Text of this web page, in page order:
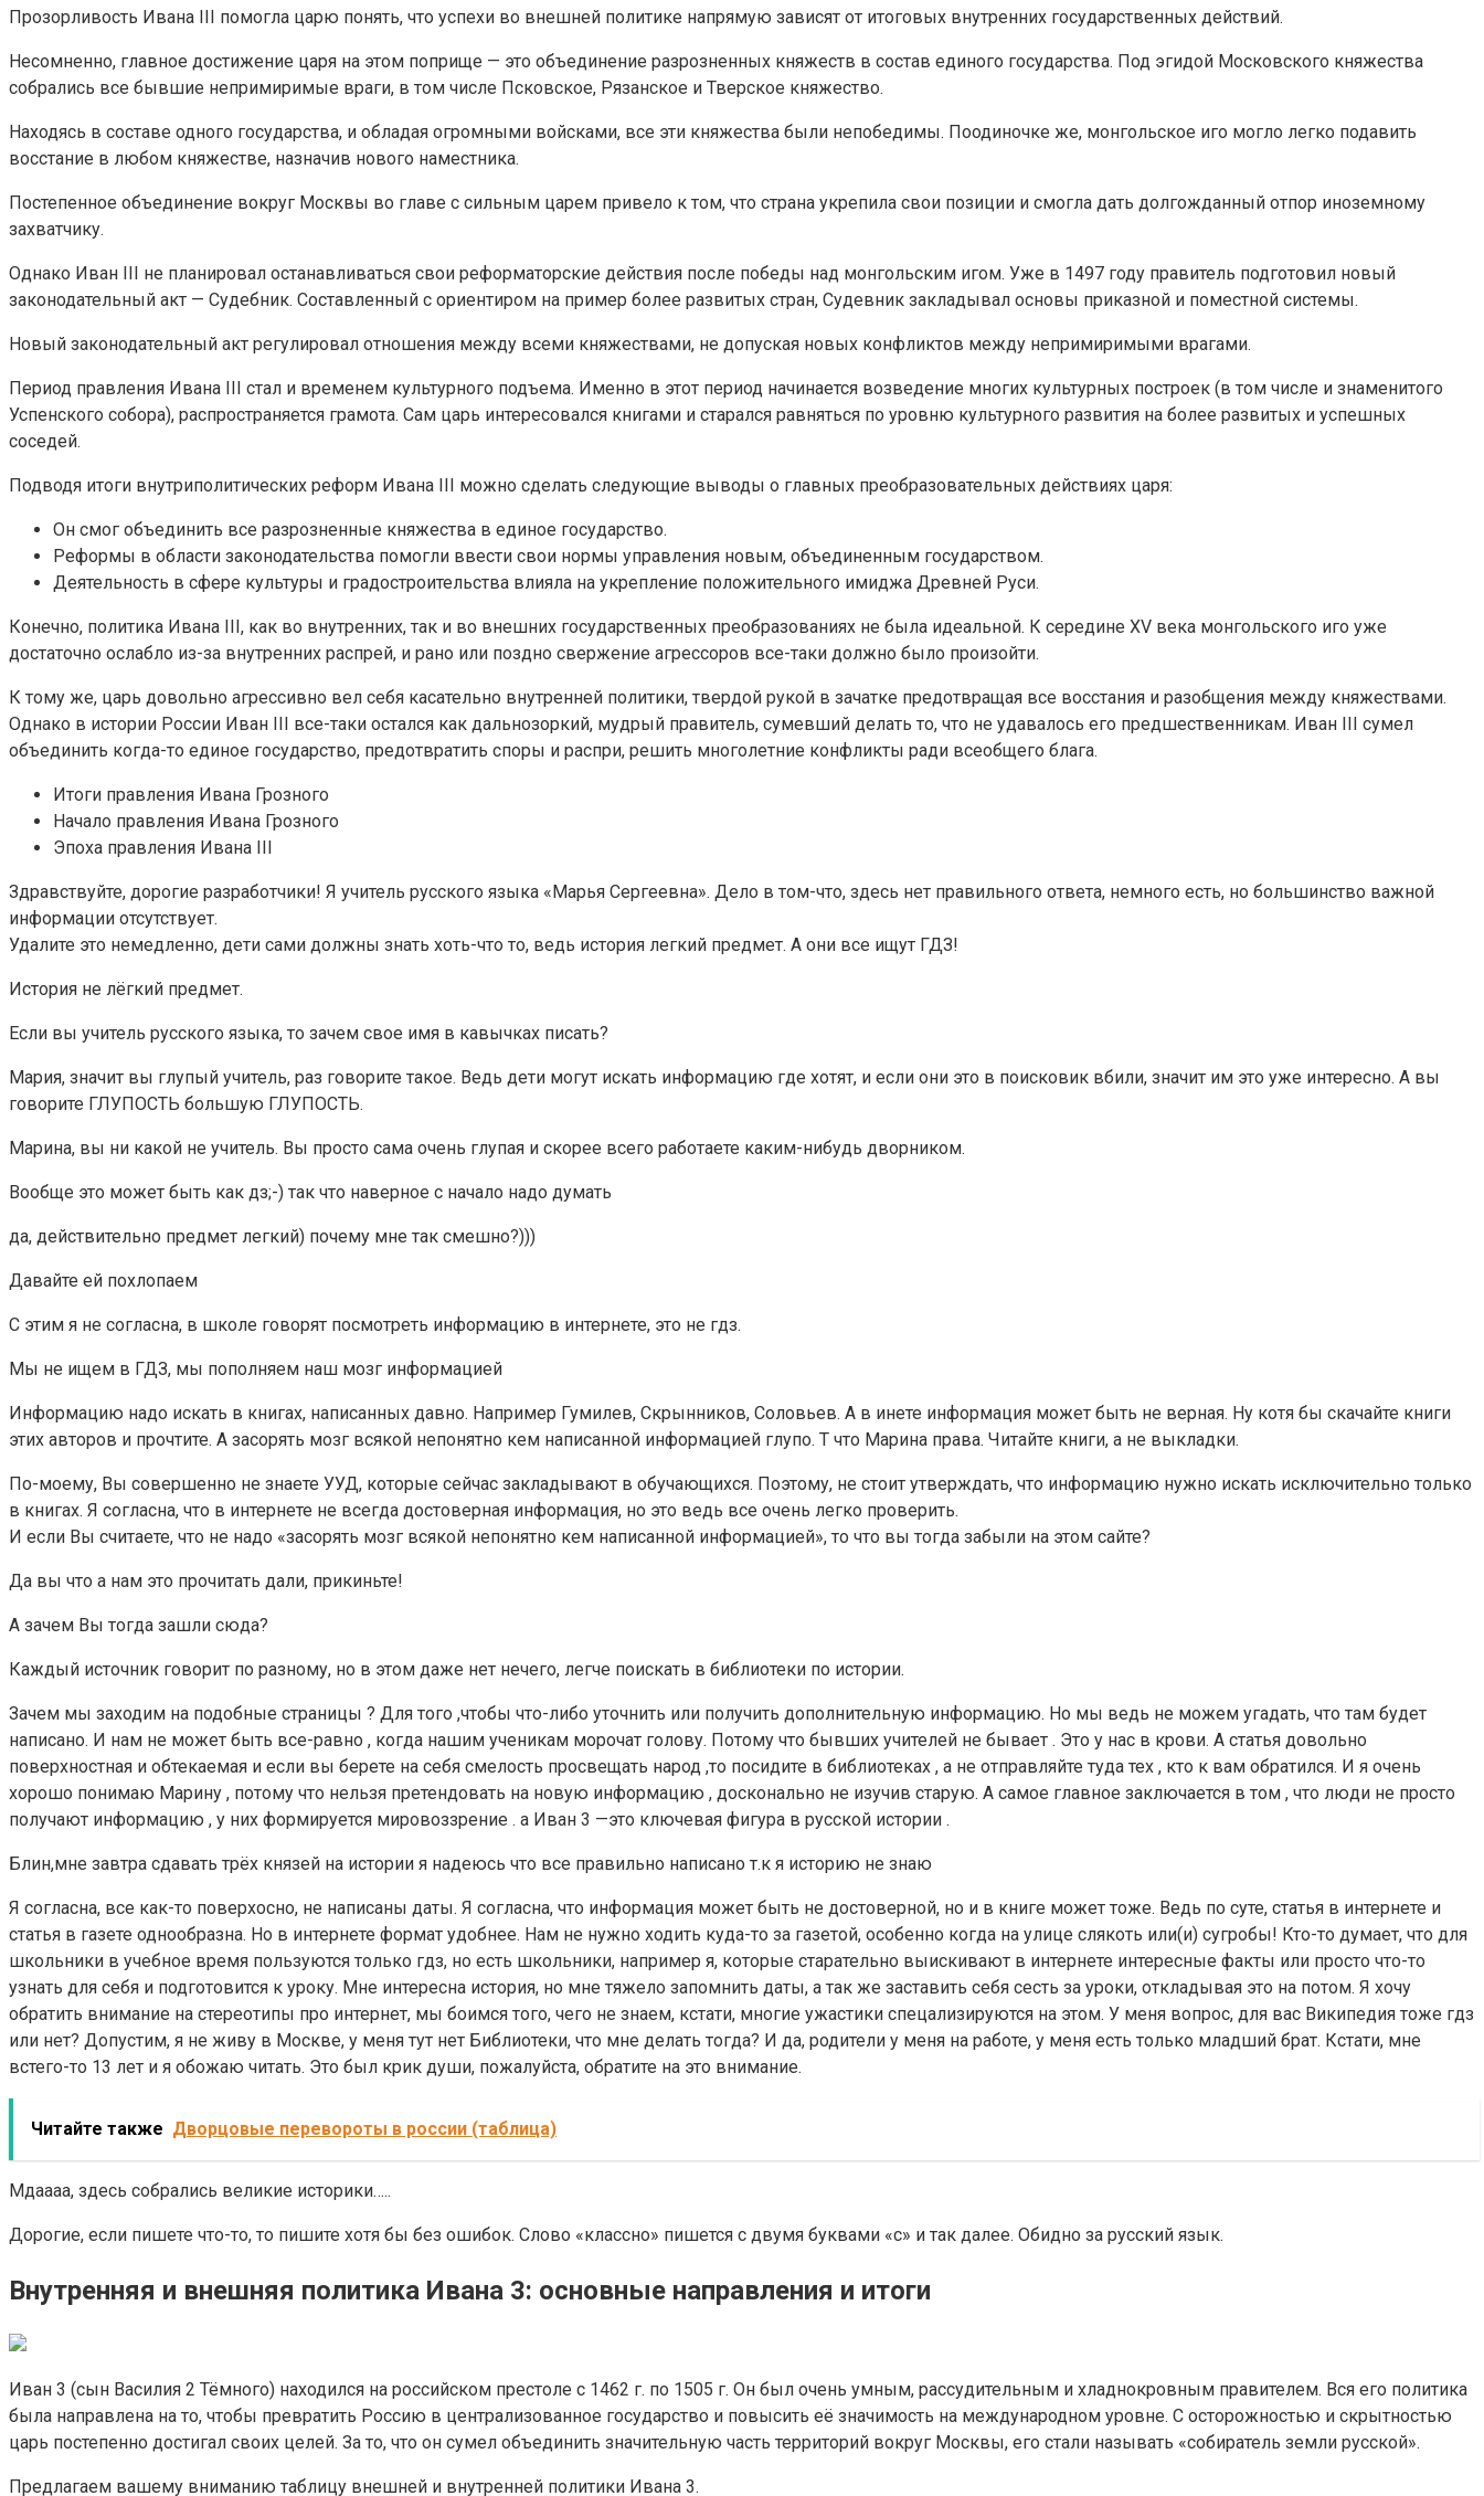
Прозорливость Ивана III помогла царю понять, что успехи во внешней политике напрямую зависят от итоговых внутренних государственных действий.
Несомненно, главное достижение царя на этом поприще — это объединение разрозненных княжеств в состав единого государства. Под эгидой Московского княжества
собрались все бывшие непримиримые враги, в том числе Псковское, Рязанское и Тверское княжество.
Находясь в составе одного государства, и обладая огромными войсками, все эти княжества были непобедимы. Поодиночке же, монгольское иго могло легко подавить
восстание в любом княжестве, назначив нового наместника.
Постепенное объединение вокруг Москвы во главе с сильным царем привело к том, что страна укрепила свои позиции и смогла дать долгожданный отпор иноземному
захватчику.
Однако Иван III не планировал останавливаться свои реформаторские действия после победы над монгольским игом. Уже в 1497 году правитель подготовил новый
законодательный акт — Судебник. Составленный с ориентиром на пример более развитых стран, Судевник закладывал основы приказной и поместной системы.
Новый законодательный акт регулировал отношения между всеми княжествами, не допуская новых конфликтов между непримиримыми врагами.
Период правления Ивана III стал и временем культурного подъема. Именно в этот период начинается возведение многих культурных построек (в том числе и знаменитого
Успенского собора), распространяется грамота. Сам царь интересовался книгами и старался равняться по уровню культурного развития на более развитых и успешных
соседей.
Подводя итоги внутриполитических реформ Ивана III можно сделать следующие выводы о главных преобразовательных действиях царя:
Он смог объединить все разрозненные княжества в единое государство.
Реформы в области законодательства помогли ввести свои нормы управления новым, объединенным государством.
Деятельность в сфере культуры и градостроительства влияла на укрепление положительного имиджа Древней Руси.
Конечно, политика Ивана III, как во внутренних, так и во внешних государственных преобразованиях не была идеальной. К середине XV века монгольского иго уже
достаточно ослабло из-за внутренних распрей, и рано или поздно свержение агрессоров все-таки должно было произойти.
К тому же, царь довольно агрессивно вел себя касательно внутренней политики, твердой рукой в зачатке предотвращая все восстания и разобщения между княжествами.
Однако в истории России Иван III все-таки остался как дальнозоркий, мудрый правитель, сумевший делать то, что не удавалось его предшественникам. Иван III сумел
объединить когда-то единое государство, предотвратить споры и распри, решить многолетние конфликты ради всеобщего блага.
Итоги правления Ивана Грозного
Начало правления Ивана Грозного
Эпоха правления Ивана III
Здравствуйте, дорогие разработчики! Я учитель русского языка «Марья Сергеевна». Дело в том-что, здесь нет правильного ответа, немного есть, но большинство важной
информации отсутствует.
Удалите это немедленно, дети сами должны знать хоть-что то, ведь история легкий предмет. А они все ищут ГДЗ!
История не лёгкий предмет.
Если вы учитель русского языка, то зачем свое имя в кавычках писать?
Мария, значит вы глупый учитель, раз говорите такое. Ведь дети могут искать информацию где хотят, и если они это в поисковик вбили, значит им это уже интересно. А вы
говорите ГЛУПОСТЬ большую ГЛУПОСТЬ.
Марина, вы ни какой не учитель. Вы просто сама очень глупая и скорее всего работаете каким-нибудь дворником.
Вообще это может быть как дз;-) так что наверное с начало надо думать
да, действительно предмет легкий) почему мне так смешно?)))
Давайте ей похлопаем
С этим я не согласна, в школе говорят посмотреть информацию в интернете, это не гдз.
Мы не ищем в ГДЗ, мы пополняем наш мозг информацией
Информацию надо искать в книгах, написанных давно. Например Гумилев, Скрынников, Соловьев. А в инете информация может быть не верная. Ну котя бы скачайте книги
этих авторов и прочтите. А засорять мозг всякой непонятно кем написанной информацией глупо. Т что Марина права. Читайте книги, а не выкладки.
По-моему, Вы совершенно не знаете УУД, которые сейчас закладывают в обучающихся. Поэтому, не стоит утверждать, что информацию нужно искать исключительно только
в книгах. Я согласна, что в интернете не всегда достоверная информация, но это ведь все очень легко проверить.
И если Вы считаете, что не надо «засорять мозг всякой непонятно кем написанной информацией», то что вы тогда забыли на этом сайте?
Да вы что а нам это прочитать дали, прикиньте!
А зачем Вы тогда зашли сюда?
Каждый источник говорит по разному, но в этом даже нет нечего, легче поискать в библиотеки по истории.
Зачем мы заходим на подобные страницы ? Для того ,чтобы что-либо уточнить или получить дополнительную информацию. Но мы ведь не можем угадать, что там будет
написано. И нам не может быть все-равно , когда нашим ученикам морочат голову. Потому что бывших учителей не бывает . Это у нас в крови. А статья довольно
поверхностная и обтекаемая и если вы берете на себя смелость просвещать народ ,то посидите в библиотеках , а не отправляйте туда тех , кто к вам обратился. И я очень
хорошо понимаю Марину , потому что нельзя претендовать на новую информацию , досконально не изучив старую. А самое главное заключается в том , что люди не просто
получают информацию , у них формируется мировоззрение . а Иван 3 —это ключевая фигура в русской истории .
Блин,мне завтра сдавать трёх князей на истории я надеюсь что все правильно написано т.к я историю не знаю
Я согласна, все как-то поверхосно, не написаны даты. Я согласна, что информация может быть не достоверной, но и в книге может тоже. Ведь по суте, статья в интернете и
статья в газете однообразна. Но в интернете формат удобнее. Нам не нужно ходить куда-то за газетой, особенно когда на улице слякоть или(и) сугробы! Кто-то думает, что для
школьники в учебное время пользуются только гдз, но есть школьники, например я, которые старательно выискивают в интернете интересные факты или просто что-то
узнать для себя и подготовится к уроку. Мне интересна история, но мне тяжело запомнить даты, а так же заставить себя сесть за уроки, откладывая это на потом. Я хочу
обратить внимание на стереотипы про интернет, мы боимся того, чего не знаем, кстати, многие ужастики спецализируются на этом. У меня вопрос, для вас Википедия тоже гдз
или нет? Допустим, я не живу в Москве, у меня тут нет Библиотеки, что мне делать тогда? И да, родители у меня на работе, у меня есть только младший брат. Кстати, мне
встего-то 13 лет и я обожаю читать. Это был крик души, пожалуйста, обратите на это внимание.
Читайте также Дворцовые перевороты в россии (таблица)
Мдаааа, здесь собрались великие историки…..
Дорогие, если пишете что-то, то пишите хотя бы без ошибок. Слово «классно» пишется с двумя буквами «с» и так далее. Обидно за русский язык.
Внутренняя и внешняя политика Ивана 3: основные направления и итоги
Иван 3 (сын Василия 2 Тёмного) находился на российском престоле с 1462 г. по 1505 г. Он был очень умным, рассудительным и хладнокровным правителем. Вся его политика
была направлена на то, чтобы превратить Россию в централизованное государство и повысить её значимость на международном уровне. С осторожностью и скрытностью
царь постепенно достигал своих целей. За то, что он сумел объединить значительную часть территорий вокруг Москвы, его стали называть «собиратель земли русской».
Предлагаем вашему вниманию таблицу внешней и внутренней политики Ивана 3.